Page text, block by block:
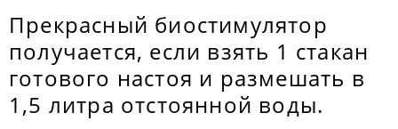
Прекрасный биостимулятор
получается, если взять 1 стакан
готового настоя и размешать в
1,5 литра отстоянной воды.